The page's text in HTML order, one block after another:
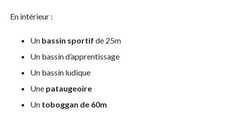
En intérieur :
Un bassin sportif de 25m
Un bassin d’apprentissage
Un bassin ludique
Une pataugeoire
Un toboggan de 60m